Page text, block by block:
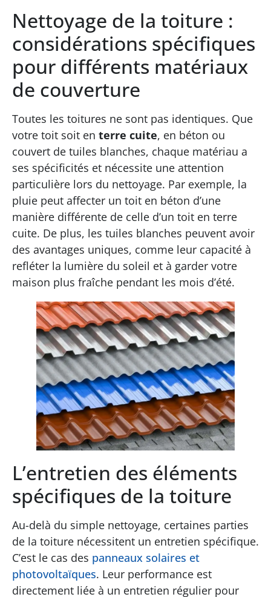
Nettoyage de la toiture :
considérations spécifiques
pour différents matériaux
de couverture
Toutes les toitures ne sont pas identiques. Que
votre toit soit en terre cuite, en béton ou
couvert de tuiles blanches, chaque matériau a
ses spécificités et nécessite une attention
particulière lors du nettoyage. Par exemple, la
pluie peut affecter un toit en béton d’une
manière différente de celle d’un toit en terre
cuite. De plus, les tuiles blanches peuvent avoir
des avantages uniques, comme leur capacité à
refléter la lumière du soleil et à garder votre
maison plus fraîche pendant les mois d’été.
L’entretien des éléments
spécifiques de la toiture
Au-delà du simple nettoyage, certaines parties
de la toiture nécessitent un entretien spécifique.
C’est le cas des panneaux solaires et
photovoltaïques. Leur performance est
directement liée à un entretien régulier pour